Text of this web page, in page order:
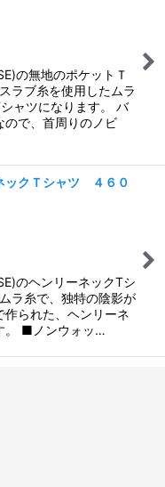
の無地のポケットＴ
ラブ糸を使用したムラ
ャツになります。 バ
ので、首周りのノビ
ックＴシャツ ４６０
のヘンリーネックTシ
ラ糸で、独特の陰影が
られた、ヘンリーネ
。 ■ノンウォッ…